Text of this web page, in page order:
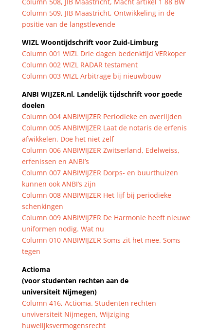
Column 509, JIB Maastricht, Ontwikkeling in de
positie van de langstlevende
WIZL Woontijdschrift voor Zuid-Limburg
Column 001 WIZL Drie dagen bedenktijd VERkoper
Column 002 WIZL RADAR testament
Column 003 WIZL Arbitrage bij nieuwbouw
ANBI WIJZER.nl, Landelijk tijdschrift voor goede
doelen
Column 004 ANBIWIJZER Periodieke en overlijden
Column 005 ANBIWIJZER Laat de notaris de erfenis
afwikkelen. Doe het niet zelf
Column 006 ANBIWIJZER Zwitserland, Edelweiss,
erfenissen en ANBI’s
Column 007 ANBIWIJZER Dorps- en buurthuizen
kunnen ook ANBI’s zijn
Column 008 ANBIWIJZER Het lijf bij periodieke
schenkingen
Column 009 ANBIWIJZER De Harmonie heeft nieuwe
uniformen nodig. Wat nu
Column 010 ANBIWIJZER Soms zit het mee. Soms
tegen
Actioma
(voor studenten rechten aan de
universiteit Nijmegen)
Column 416, Actioma. Studenten rechten
unviversiteit Nijmegen, Wijziging
huwelijksvermogensrecht